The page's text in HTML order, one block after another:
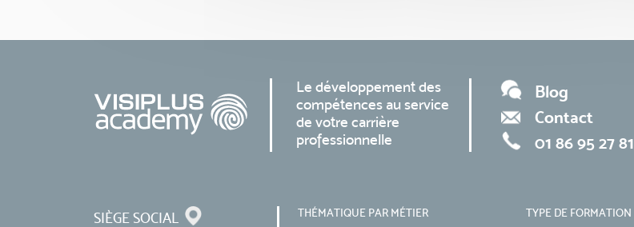
Le développement des
compétences au service
de votre carrière
professionnelle
Blog
Contact
01 86 95 27 81
SIÈGE SOCIAL THÉMATIQUE PAR MÉTIER TYPE DE FORMATION